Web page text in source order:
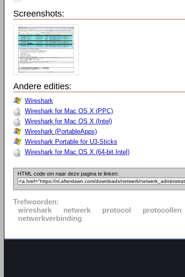
Screenshots:
Andere edities:
Wireshark
Wireshark for Mac OS X (PPC)
Wireshark for Mac OS X (Intel)
Wireshark (PortableApps)
Wireshark Portable for U3-Sticks
Wireshark for Mac OS X (64-bit Intel)
HTML code om naar deze pagina te linken:
Trefwoorden:
wireshark
netwerk protocol protocollen
netwerkverbinding